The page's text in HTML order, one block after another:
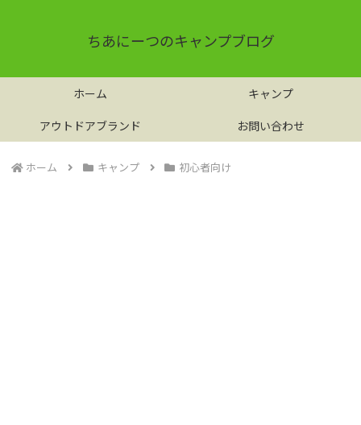
ちあにーつのキャンプブログ
ホーム
キャンプ
アウトドアブランド
お問い合わせ
ホーム キャンプ 初心者向け